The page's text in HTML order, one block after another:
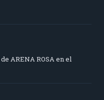
ARENA ROSA en el